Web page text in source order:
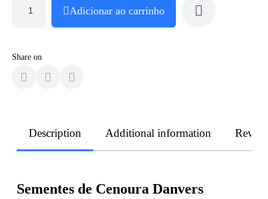
Adicionar ao carrinho
Share on
Description Additional information
Sementes de Cenoura Danvers